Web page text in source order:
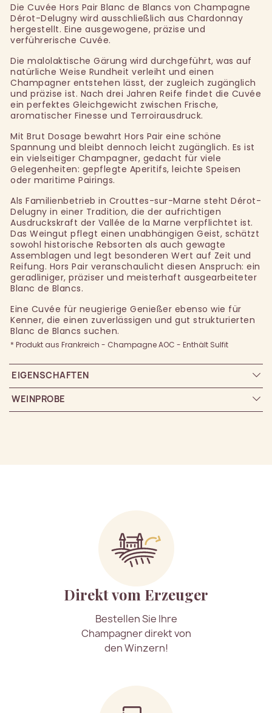
Die Cuvée Hors Pair Blanc de Blancs von Champagne
Dérot-Delugny wird ausschließlich aus Chardonnay
hergestellt. Eine ausgewogene, präzise und
verführerische Cuvée.
Die malolaktische Gärung wird durchgeführt, was auf
natürliche Weise Rundheit verleiht und einen
Champagner entstehen lässt, der zugleich zugänglich
und präzise ist. Nach drei Jahren Reife findet die Cuvée
ein perfektes Gleichgewicht zwischen Frische,
aromatischer Finesse und Terroirausdruck.
Mit Brut Dosage bewahrt Hors Pair eine schöne
Spannung und bleibt dennoch leicht zugänglich. Es ist
ein vielseitiger Champagner, gedacht für viele
Gelegenheiten: gepflegte Aperitifs, leichte Speisen
oder maritime Pairings.
Als Familienbetrieb in Crouttes-sur-Marne steht Dérot-
Delugny in einer Tradition, die der aufrichtigen
Ausdruckskraft der Vallée de la Marne verpflichtet ist.
Das Weingut pflegt einen unabhängigen Geist, schätzt
sowohl historische Rebsorten als auch gewagte
Assemblagen und legt besonderen Wert auf Zeit und
Reifung. Hors Pair veranschaulicht diesen Anspruch: ein
geradliniger, präziser und meisterhaft ausgearbeiteter
Blanc de Blancs.
Eine Cuvée für neugierige Genießer ebenso wie für
Kenner, die einen zuverlässigen und gut strukturierten
Blanc de Blancs suchen.
* Produkt aus Frankreich - Champagne AOC - Enthält Sulfit
EIGENSCHAFTEN
WEINPROBE
Direkt vom Erzeuger
Bestellen Sie Ihre
Champagner direkt von
den Winzern!